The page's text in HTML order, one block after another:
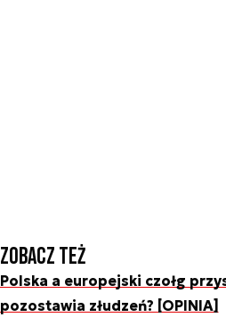
Zobacz też
Polska a europejski czołg
pozostawia złudzeń? [OPINIA]